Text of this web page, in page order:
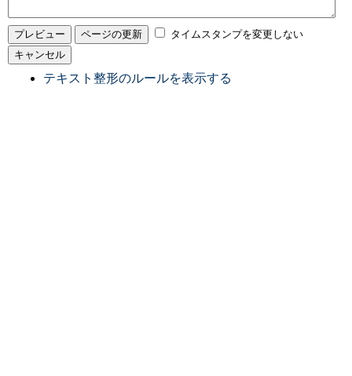
タイムスタンプを変更しない
テキスト整形のルールを表示する